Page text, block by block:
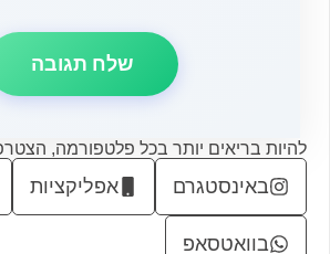
להיות בריאים יותר בכל פלטפורמה,
באינסטגרם אפליקציות
בוואטסאפ